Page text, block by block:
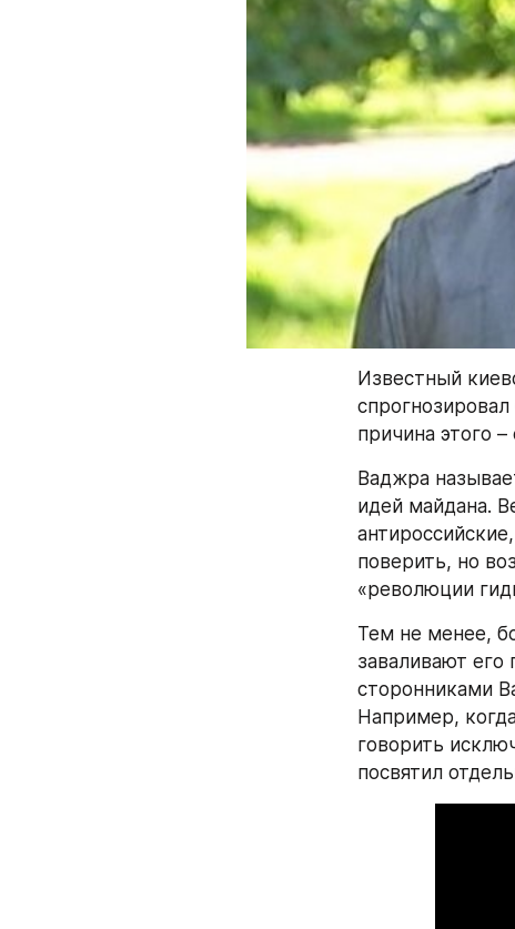
Известный
причина этого
Ваджра
идей майдана.
поверить, но
«революции
Тем не менее,
заваливают
сторонниками
Например,
говорить
посвятил